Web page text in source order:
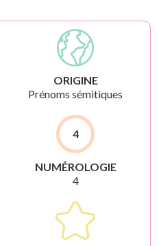
ORIGINE
Prénoms sémitiques
4
NUMÉROLOGIE
4